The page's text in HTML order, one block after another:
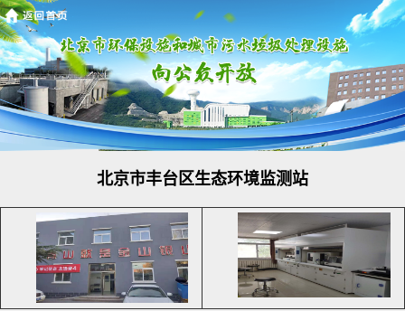
北京市丰台区生态环境监测站